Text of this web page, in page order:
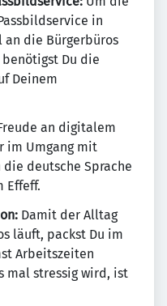
in
an die Bürgerbüros
Du die
Deinem
an digitalem
im Umgang mit
die deutsche Sprache
Effeff.
Damit der Alltag
läuft, packst Du im
Arbeitszeiten
mal stressig wird, ist